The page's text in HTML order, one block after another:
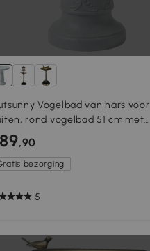
Vogelbad van hars voor
rond vogelbad 51 cm met
vrijstaand voeder- en
voor vogels, Grijs
,90
bezorging
5